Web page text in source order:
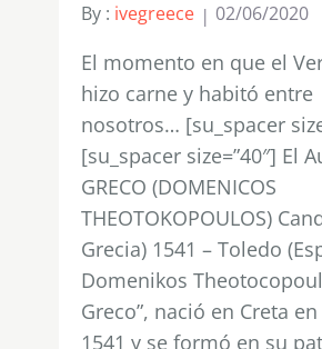
By : ivegreece 02/06/2020
El momento en que el
hizo carne y habitó entre
nosotros… [su_spacer
[su_spacer size=”40″] El
GRECO (DOMENICOS
THEOTOKOPOULOS)
Grecia) 1541 – Toledo
Domenikos
Greco”, nació en Creta
1541 y se formó en su